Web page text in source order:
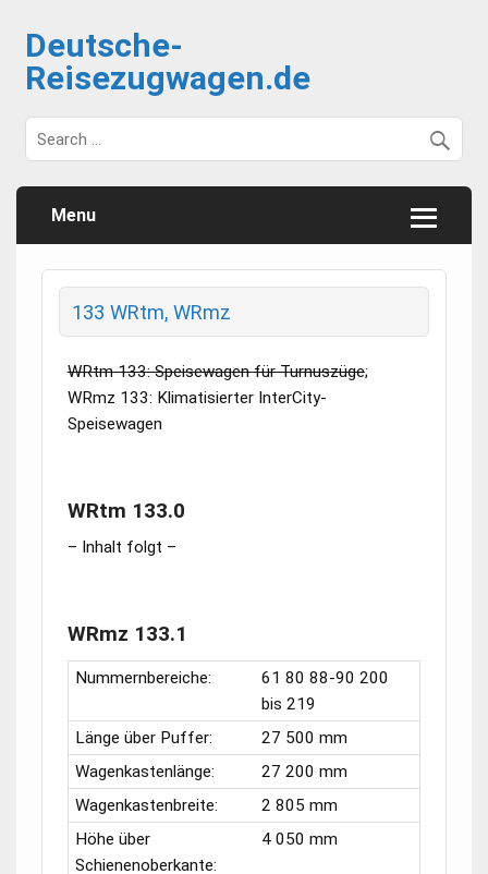
Deutsche-
Reisezugwagen.de
Menu
133 WRtm, WRmz
WRtm 133: Speisewagen für Turnuszüge;
WRmz 133: Klimatisierter InterCity-
Speisewagen
WRtm 133.0
– Inhalt folgt –
WRmz 133.1
Nummernbereiche:
61 80 88-90 200
bis 219
Länge über Puffer:
27 500 mm
Wagenkastenlänge:
27 200 mm
Wagenkastenbreite:
2 805 mm
Höhe über
Schienenoberkante:
4 050 mm